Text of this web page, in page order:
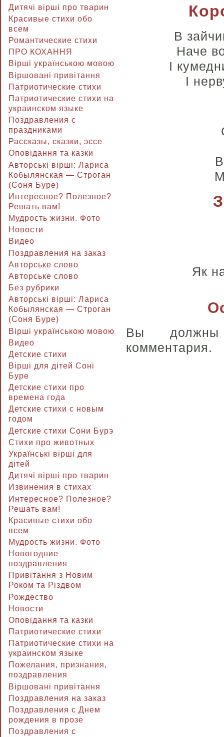
Дитячі вірші про тварин
Красивые стихи обо
всем
Романтические стихи
ПРО КОХАННЯ
Вірші українською мовою
Віршовані привітання
Патриотические стихи
Патриотические стихи на
украинском языке
Поздравления с
праздниками
Рассказы, сказки, эссе
Оповідання та казки
Авторські вірші: Лариса
Кобылянская — Строган
(Соня Буре)
Интересное? Полезное?
Решать вам!
Мудрость жизни. Фото
Новости
Видео
Поздравления на заказ
Авторське слово
Авторське слово
Без рубрики
Авторські вірші: Лариса
Кобылянская — Строган
(Соня Буре)
Вірші українською мовою
Видео
Детские стихи
Вірші для дітей Соні
Буре
Детские стихи про
времена года
Детские стихи с новым
годом
Детские стихи Сони Бурэ
Стихи про животных
Українські вірші для
дітей
Дитячі вірші про тварин
Извинения в стихах
Интересное? Полезное?
Решать вам!
Красивые стихи обо
всем
Мудрость жизни. Фото
Новогодние
поздравления
Привітання з Новим
Роком та Різдвом
Рождество
Новости
Оповідання та казки
Патриотические стихи
Патриотические стихи на
украинском языке
Пожелания, признания,
поздравления
Віршовані привітання
Поздравления на заказ
Поздравления с Днем
рождения в прозе
Поздравления с
В
Наче
І
І
Як
Вы
комментария.